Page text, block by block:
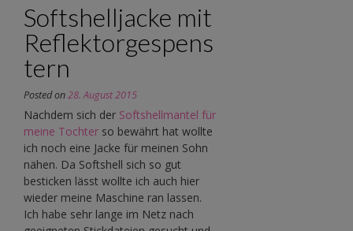
Softshelljacke mit
Reflektorgespens
tern
Posted on28. August 2015
Nachdem sich der Softshellmantel für
meine Tochter so bewährt hat wollte
ich noch eine Jacke für meinen Sohn
nähen. Da Softshell sich so gut
besticken lässt wollte ich auch hier
wieder meine Maschine ran lassen.
Ich habe sehr lange im Netz nach